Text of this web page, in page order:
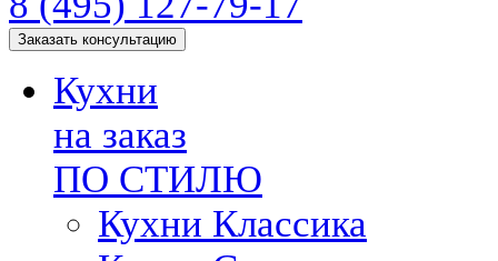
Заказать консультацию
Кухни
на заказ
ПО СТИЛЮ
Кухни Классика